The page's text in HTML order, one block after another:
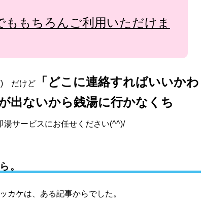
ももちろんご利用いただけま
だけど「どこに連絡すればいいかわ
出ないから銭湯に行かなくち
湯サービスにお任せください(^^)/
。
カケは、ある記事からでした。